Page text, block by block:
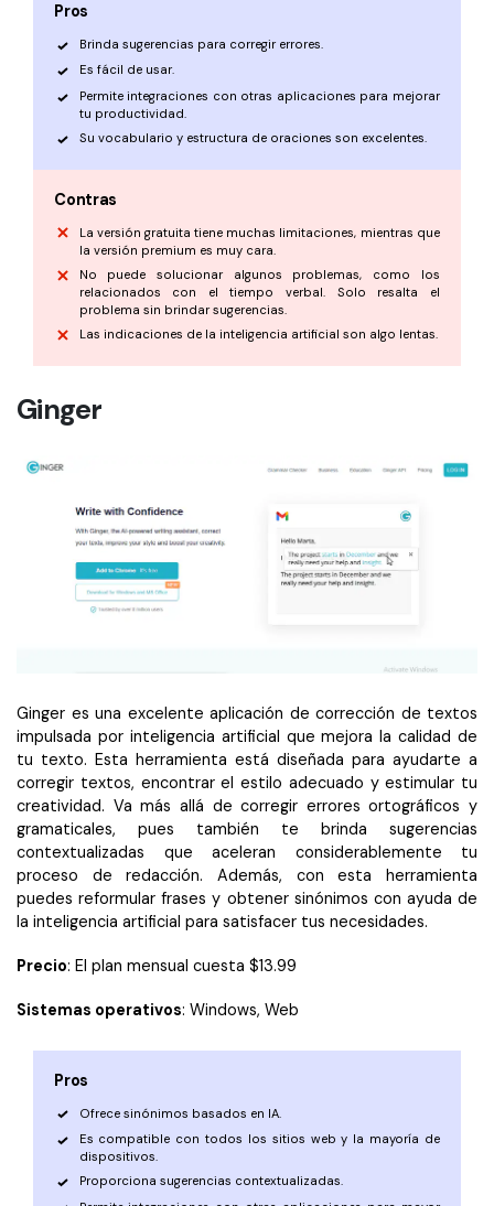
Pros
Brinda sugerencias para corregir errores.
Es fácil de usar.
Permite integraciones con otras aplicaciones para mejorar
tu productividad.
Su vocabulario y estructura de oraciones son excelentes.
Contras
La versión gratuita tiene muchas limitaciones, mientras que
la versión premium es muy cara.
No puede solucionar algunos problemas, como los
relacionados con el tiempo verbal. Solo resalta el
problema sin brindar sugerencias.
Las indicaciones de la inteligencia artificial son algo lentas.
Ginger
Ginger es una excelente aplicación de corrección de textos
impulsada por inteligencia artificial que mejora la calidad de
tu texto. Esta herramienta está diseñada para ayudarte a
corregir textos, encontrar el estilo adecuado y estimular tu
creatividad. Va más allá de corregir errores ortográficos y
gramaticales, pues también te brinda sugerencias
contextualizadas que aceleran considerablemente tu
proceso de redacción. Además, con esta herramienta
puedes reformular frases y obtener sinónimos con ayuda de
la inteligencia artificial para satisfacer tus necesidades.
Precio: El plan mensual cuesta $13.99
Sistemas operativos: Windows, Web
Pros
Ofrece sinónimos basados en IA.
Es compatible con todos los sitios web y la mayoría de
dispositivos.
Proporciona sugerencias contextualizadas.